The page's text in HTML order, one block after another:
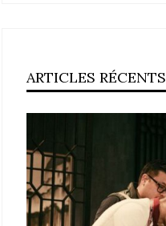
ARTICLES RÉCENTS